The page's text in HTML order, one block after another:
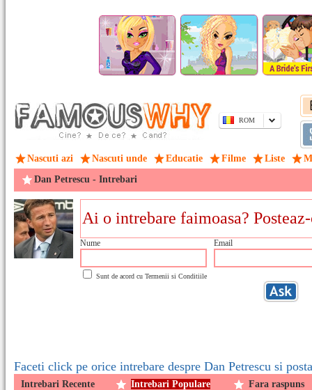
ROM
Nascuti azi Nascuti unde Educatie Filme Liste
Dan Petrescu - Intrebari
Nume Email
Sunt de acord cu Termenii si Conditiile
Faceti click pe orice intrebare despre Dan Petrescu si
Intrebari Recente Intrebari Populare Fara raspuns